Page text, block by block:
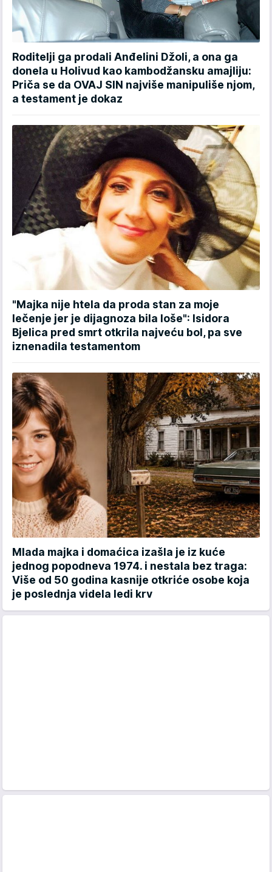
Roditelji ga prodali Anđelini Džoli, a ona ga
donela u Holivud kao kambodžansku amajliju:
Priča se da OVAJ SIN najviše manipuliše njom,
a testament je dokaz
"Majka nije htela da proda stan za moje
lečenje jer je dijagnoza bila loše": Isidora
Bjelica pred smrt otkrila najveću bol, pa sve
iznenadila testamentom
Mlada majka i domaćica izašla je iz kuće
jednog popodneva 1974. i nestala bez traga:
Više od 50 godina kasnije otkriće osobe koja
je poslednja videla ledi krv